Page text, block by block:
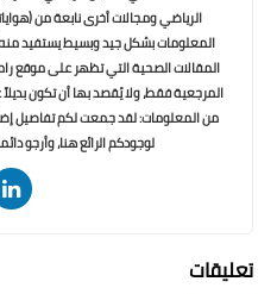
الرياضي ومجالات أخرى نابعة من
المعلومات بشكل جيد وبسيط يستفيد
المقالات الصحية التي تظهر على موقع
المرجعية فقط، ولا يُقصد بها أن تكون
من المعلومات: لقد جمعت لكم تفاصيل
لوجودكم الرائع هنا، وأرجو
تعليقات